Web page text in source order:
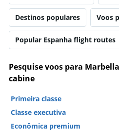
Destinos populares Voos
Popular Espanha flight routes
Pesquise voos para
cabine
Primeira classe
Classe executiva
Econômica premium